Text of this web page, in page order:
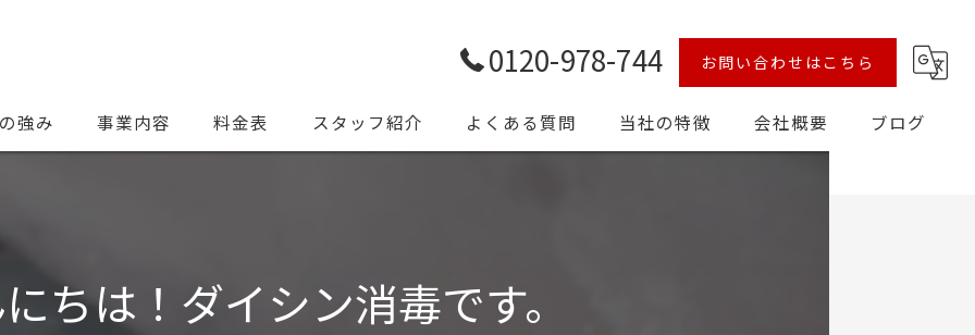
0120-978-744 お問い合わせはこちら
強み 事業内容 料金表 スタッフ紹介 よくある質問 当社の特徴 会社概要 ブログ
ちは！ダイシン消毒です。